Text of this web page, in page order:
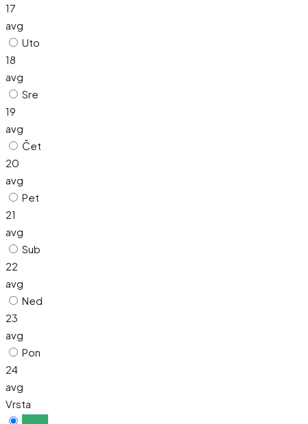
17
avg
Uto
18
avg
Sre
19
avg
Čet
20
avg
Pet
21
avg
Sub
22
avg
Ned
23
avg
Pon
24
avg
Vrsta